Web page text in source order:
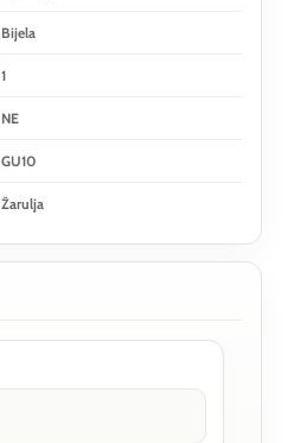
Bijela
1
NE
GU10
Žarulja